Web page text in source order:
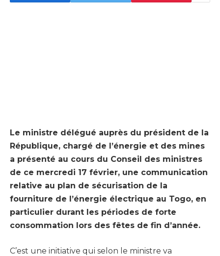
Le ministre délégué auprès du président de la
République, chargé de l’énergie et des mines
a présenté au cours du Conseil des ministres
de ce mercredi 17 février, une communication
relative au plan de sécurisation de la
fourniture de l’énergie électrique au Togo, en
particulier durant les périodes de forte
consommation lors des fêtes de fin d’année.
C’est une initiative qui selon le ministre va